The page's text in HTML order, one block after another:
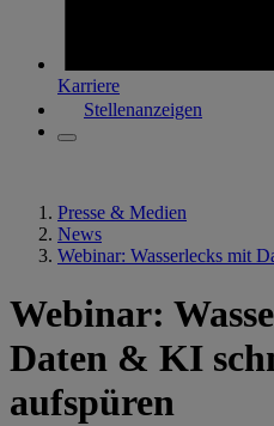
Karriere
Stellenanzeigen
Presse & Medien
News
Webinar: Wasserlecks mit
Webinar:
Daten & KI
aufspüren